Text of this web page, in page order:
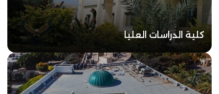
كلية الدراسات العليا